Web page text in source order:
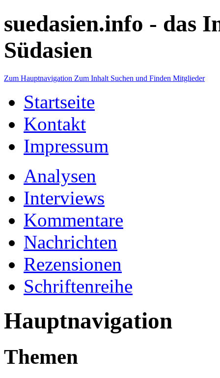
suedasien.info - das
Südasien
Zum Hauptnavigation Zum Inhalt Suchen und Finden Mitglieder
Startseite
Kontakt
Impressum
Analysen
Interviews
Kommentare
Nachrichten
Rezensionen
Schriftenreihe
Hauptnavigation
Themen